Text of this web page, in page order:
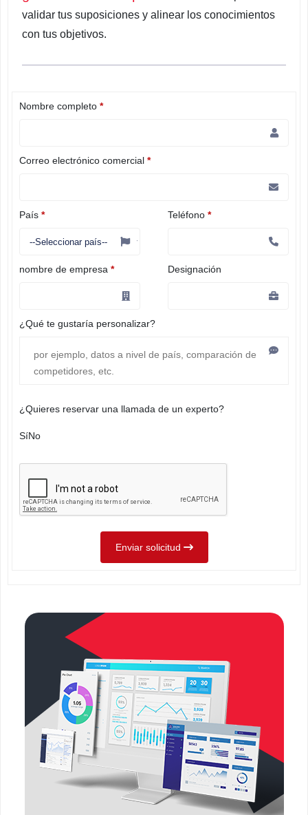
validar tus suposiciones y alinear los conocimientos
con tus objetivos.
Nombre completo *
Correo electrónico comercial *
País * Teléfono *
nombre de empresa * Designación
¿Qué te gustaría personalizar?
¿Quieres reservar una llamada de un experto?
SíNo
Enviar solicitud